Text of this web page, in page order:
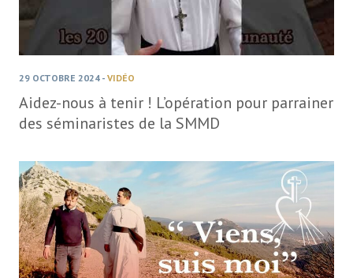
29 OCTOBRE 2024 - VIDÉO
Aidez-nous à tenir ! L’opération pour parrainer
des séminaristes de la SMMD